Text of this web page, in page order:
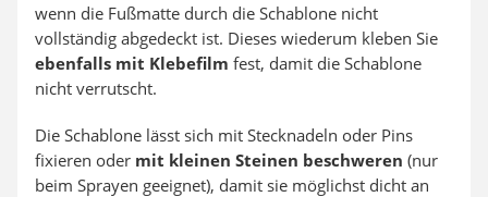
wenn die Fußmatte durch die Schablone nicht
vollständig abgedeckt ist. Dieses wiederum kleben Sie
ebenfalls mit Klebefilm fest, damit die Schablone
nicht verrutscht.
Die Schablone lässt sich mit Stecknadeln oder Pins
fixieren oder mit kleinen Steinen beschweren (nur
beim Sprayen geeignet), damit sie möglichst dicht an